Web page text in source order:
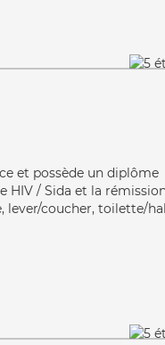
et possède un diplôme
HIV / Sida et la
lever/coucher, toilette/